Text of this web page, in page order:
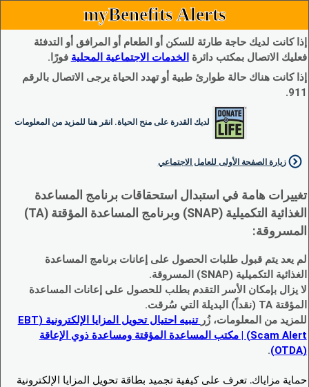
myBenefits Alerts
إذا كانت لديك حاجة طارئة للسكن أو الطعام أو المرافق أو التدفئة
فعليك الاتصال بمكتب دائرة الخدمات الاجتماعية المحلية فورًا.
إذا كانت هناك حالة طوارئ طبية أو تهدد الحياة يرجى الاتصال بالرقم
911.
لديك القدرة على منح الحياة. انقر هنا للمزيد من المعلومات
زيارة الصفحة الأولى للعامل الاجتماعي
تغييرات هامة في استبدال استحقاقات برنامج المساعدة
الغذائية التكميلية (SNAP) وبرنامج المساعدة المؤقتة (TA)
المسروقة:
لم يعد يتم قبول طلبات الحصول على إعانات برنامج المساعدة
الغذائية التكميلية (SNAP) المسروقة.
لا يزال بإمكان الأسر التقدم بطلب للحصول على إعانات المساعدة
المؤقتة TA (نقداً) البديلة التي سُرقت.
للمزيد من المعلومات، زُر
تنبيه احتيال تحويل المزايا الإلكترونية (EBT
Scam Alert) | مكتب المساعدة المؤقتة ومساعدة ذوي الإعاقة
(OTDA)
.
حماية مزاياك. تعرف على كيفية تجميد بطاقة تحويل المزايا الإلكترونية